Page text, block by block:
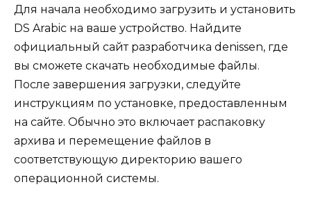
Для начала необходимо загрузить и установить
DS Arabic на ваше устройство. Найдите
официальный сайт разработчика denissen, где
вы сможете скачать необходимые файлы.
После завершения загрузки, следуйте
инструкциям по установке, предоставленным
на сайте. Обычно это включает распаковку
архива и перемещение файлов в
соответствующую директорию вашего
операционной системы.